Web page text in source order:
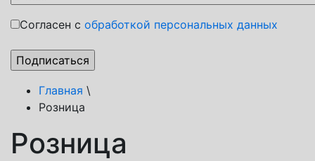
Согласен с обработкой персональных данных
Главная \
Розница
Розница